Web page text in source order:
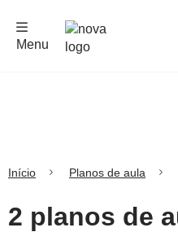
Menu
Início Planos de aula
2 planos de